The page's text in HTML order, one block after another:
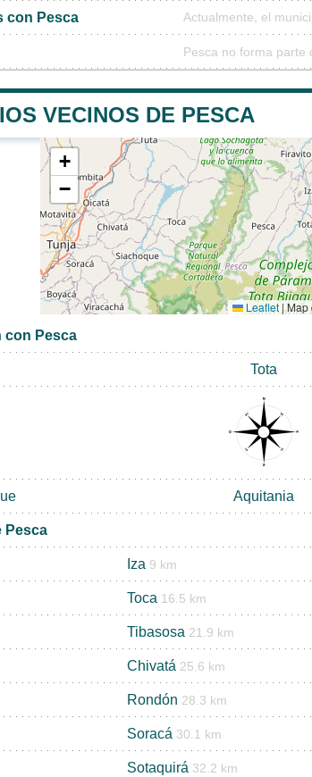
con Pesca Actualmente, el
Pesca no forma parte
VECINOS DE PESCA
+
−
Leaflet |Map
con Pesca
Tota
Aquitania
Pesca
Iza 9 km
Toca 16.5 km
Tibasosa 21.9 km
Chivatá 25.6 km
Rondón 28.3 km
Soracá 30.1 km
Sotaquirá 32.2 km